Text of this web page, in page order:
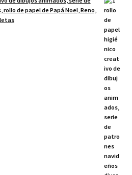
de papel de Papá Noel, Reno,